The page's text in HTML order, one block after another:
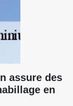
assure des
en